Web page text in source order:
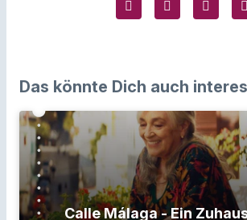
Das könnte Dich auch
Calle Málaga - Ein